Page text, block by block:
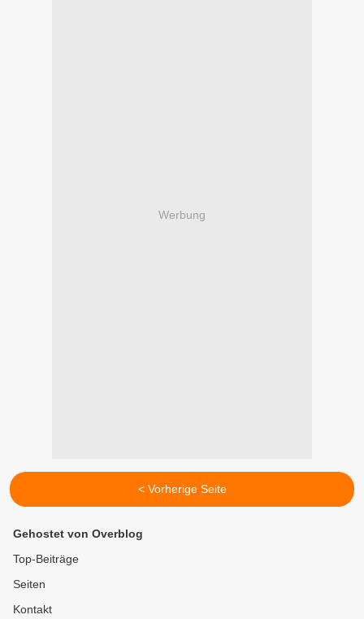
Werbung
< Vorherige Seite
Gehostet von Overblog
Top-Beiträge
Seiten
Kontakt